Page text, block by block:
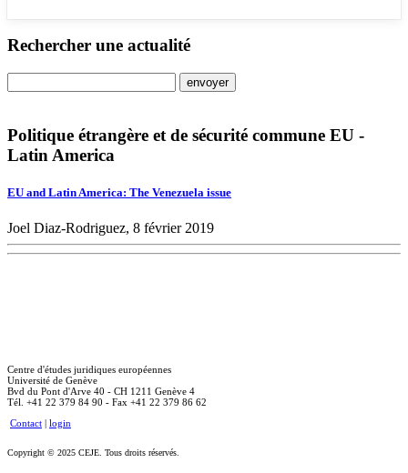
Rechercher une actualité
Politique étrangère et de sécurité commune EU -
Latin America
EU and Latin America: The Venezuela issue
Joel Diaz-Rodriguez, 8 février 2019
Centre d'études juridiques européennes
Université de Genève
Bvd du Pont d'Arve 40 - CH 1211 Genève 4
Tél. +41 22 379 84 90 - Fax +41 22 379 86 62
Contact
login
Copyright © 2025 CEJE. Tous droits réservés.